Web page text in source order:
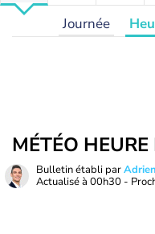
Journée
MÉTÉO
Bulletin établi par
Actualisé à 00h30 -